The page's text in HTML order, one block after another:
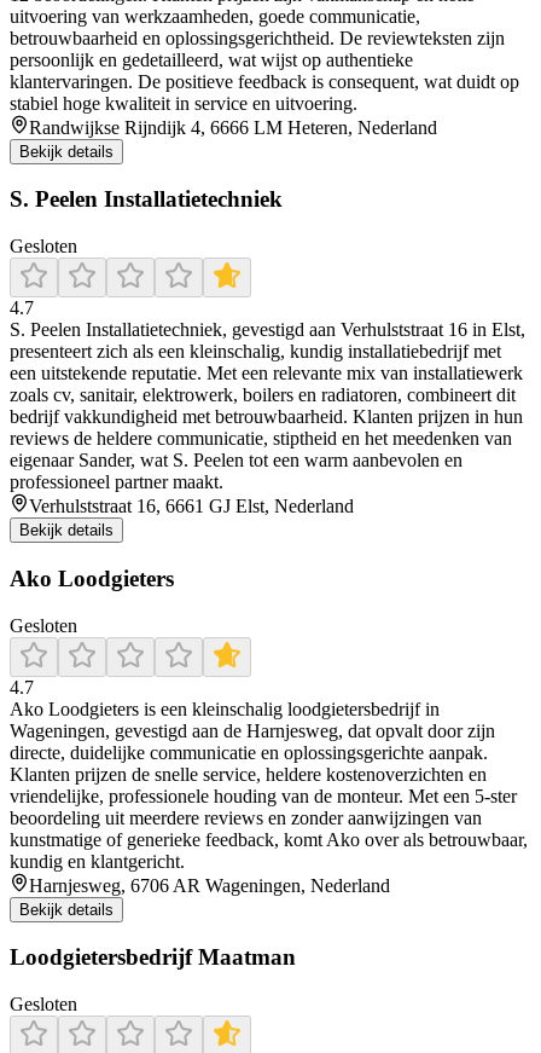
uitvoering van werkzaamheden, goede communicatie,
betrouwbaarheid en oplossingsgerichtheid. De reviewteksten zijn
persoonlijk en gedetailleerd, wat wijst op authentieke
klantervaringen. De positieve feedback is consequent, wat duidt op
stabiel hoge kwaliteit in service en uitvoering.
Randwijkse Rijndijk 4, 6666 LM Heteren, Nederland
Bekijk details
S. Peelen Installatietechniek
Gesloten
4.7
S. Peelen Installatietechniek, gevestigd aan Verhulststraat 16 in Elst,
presenteert zich als een kleinschalig, kundig installatiebedrijf met
een uitstekende reputatie. Met een relevante mix van installatiewerk
zoals cv, sanitair, elektrowerk, boilers en radiatoren, combineert dit
bedrijf vakkundigheid met betrouwbaarheid. Klanten prijzen in hun
reviews de heldere communicatie, stiptheid en het meedenken van
eigenaar Sander, wat S. Peelen tot een warm aanbevolen en
professioneel partner maakt.
Verhulststraat 16, 6661 GJ Elst, Nederland
Bekijk details
Ako Loodgieters
Gesloten
4.7
Ako Loodgieters is een kleinschalig loodgietersbedrijf in
Wageningen, gevestigd aan de Harnjesweg, dat opvalt door zijn
directe, duidelijke communicatie en oplossingsgerichte aanpak.
Klanten prijzen de snelle service, heldere kostenoverzichten en
vriendelijke, professionele houding van de monteur. Met een 5‑ster
beoordeling uit meerdere reviews en zonder aanwijzingen van
kunstmatige of generieke feedback, komt Ako over als betrouwbaar,
kundig en klantgericht.
Harnjesweg, 6706 AR Wageningen, Nederland
Bekijk details
Loodgietersbedrijf Maatman
Gesloten